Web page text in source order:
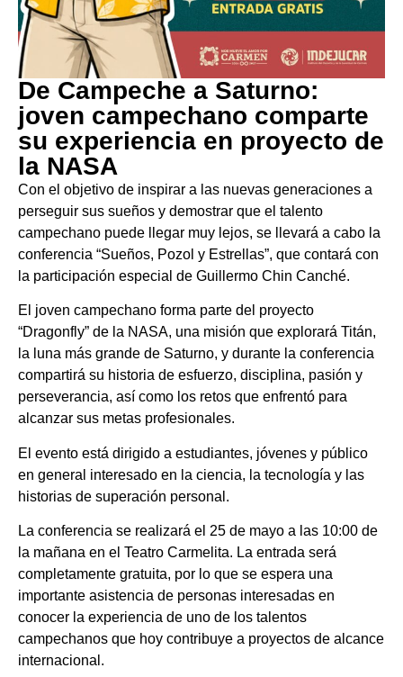
De Campeche a Saturno:
joven campechano comparte
su experiencia en proyecto de
la NASA
Con el objetivo de inspirar a las nuevas generaciones a
perseguir sus sueños y demostrar que el talento
campechano puede llegar muy lejos, se llevará a cabo la
conferencia “Sueños, Pozol y Estrellas”, que contará con
la participación especial de Guillermo Chin Canché.
El joven campechano forma parte del proyecto
“Dragonfly” de la NASA, una misión que explorará Titán,
la luna más grande de Saturno, y durante la conferencia
compartirá su historia de esfuerzo, disciplina, pasión y
perseverancia, así como los retos que enfrentó para
alcanzar sus metas profesionales.
El evento está dirigido a estudiantes, jóvenes y público
en general interesado en la ciencia, la tecnología y las
historias de superación personal.
La conferencia se realizará el 25 de mayo a las 10:00 de
la mañana en el Teatro Carmelita. La entrada será
completamente gratuita, por lo que se espera una
importante asistencia de personas interesadas en
conocer la experiencia de uno de los talentos
campechanos que hoy contribuye a proyectos de alcance
internacional.